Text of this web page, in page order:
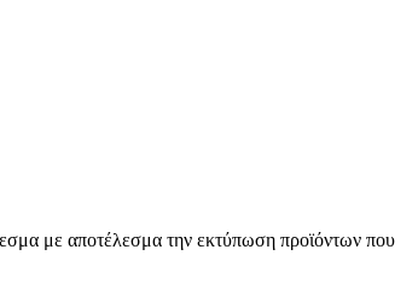
με αποτέλεσμα την εκτύπωση προϊόντων που